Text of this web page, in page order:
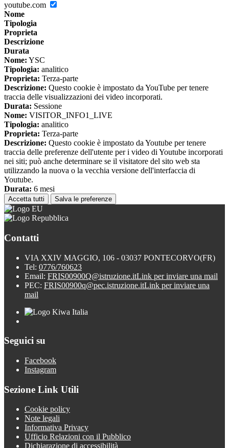
youtube.com
Nome
Tipologia
Proprieta
Descrizione
Durata
Nome: YSC
Tipologia: analitico
Proprieta: Terza-parte
Descrizione: Questo cookie è impostato da YouTube per tenere
traccia delle visualizzazioni dei video incorporati.
Durata: Sessione
Nome: VISITOR_INFO1_LIVE
Tipologia: analitico
Proprieta: Terza-parte
Descrizione: Questo cookie è impostato da Youtube per tenere
traccia delle preferenze dell'utente per i video di Youtube incorporati
nei siti; può anche determinare se il visitatore del sito web sta
utilizzando la nuova o la vecchia versione dell'interfaccia di
Youtube.
Durata: 6 mesi
Accetta tutti Salva le preferenze
Contatti
VIA XXIV MAGGIO, 106 - 03037 PONTECORVO(FR)
Tel: 0776/760623
Email: FRIS00900Q@istruzione.itLink per inviare una mail
PEC: FRIS00900q@pec.istruzione.itLink per inviare una
mail
Seguici su
Facebook
Instagram
Sezione Link Utili
Cookie policy
Note legali
Informativa Privacy
Ufficio Relazioni con il Pubblico
Dichiarazione di accessibilità